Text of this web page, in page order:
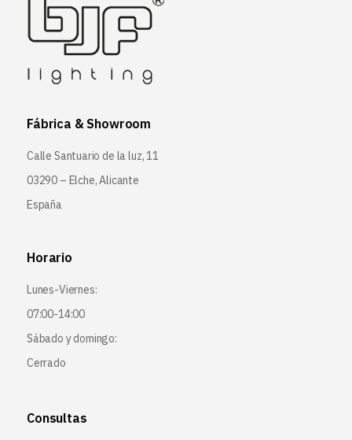
Fábrica & Showroom
Calle Santuario de la luz, 11
03290 – Elche, Alicante
España
Horario
Lunes-Viernes:
07:00-14:00
Sábado y domingo:
Cerrado
Consultas